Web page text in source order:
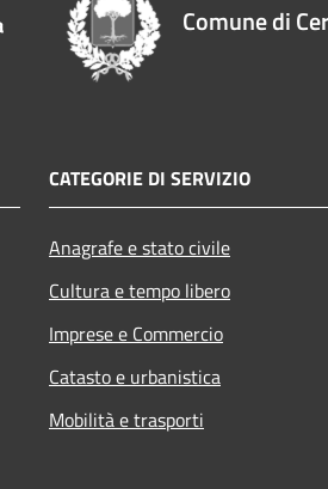
Comune di
CATEGORIE DI SERVIZIO
Anagrafe e stato civile
Cultura e tempo libero
Imprese e Commercio
Catasto e urbanistica
Mobilità e trasporti